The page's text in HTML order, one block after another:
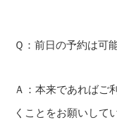
Ｑ：前日の予約は可
Ａ：本来であればご
くことをお願いして